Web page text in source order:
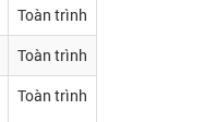
Toàn trình
Toàn trình
Toàn trình